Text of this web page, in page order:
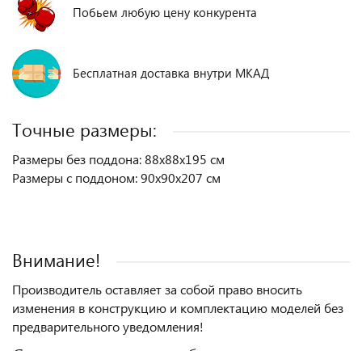
Побьем любую цену конкурента
Бесплатная доставка внутри МКАД
Точные размеры:
Размеры без поддона: 88х88х195 см
Размеры с поддоном: 90х90х207 см
Внимание!
Производитель оставляет за собой право вносить
изменения в конструкцию и комплектацию моделей без
предварительного уведомления!